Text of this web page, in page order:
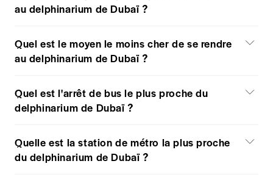
au delphinarium de Dubaï ?
Quel est le moyen le moins cher de se rendre
au delphinarium de Dubaï ?
Quel est l'arrêt de bus le plus proche du
delphinarium de Dubaï ?
Quelle est la station de métro la plus proche
du delphinarium de Dubaï ?